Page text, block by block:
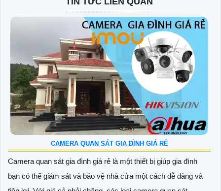
CAMERA QUAN SÁT GIA ĐÌNH GIÁ RẺ
Camera quan sát gia đình giá rẻ là một thiết bị giúp gia đình
bạn có thể giám sát và bảo vệ nhà cửa một cách dễ dàng và